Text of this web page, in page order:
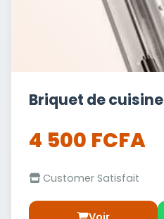
Briquet de cuisine
4 500 FCFA
Customer Satisfait